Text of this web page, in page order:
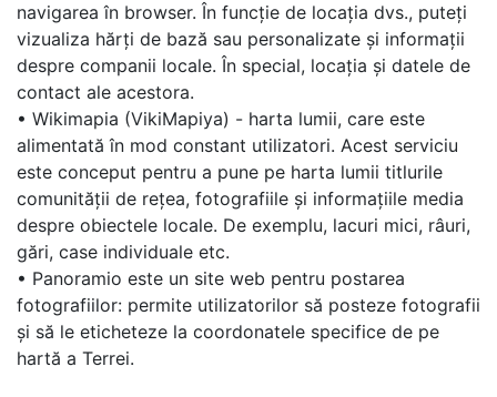
navigarea în browser. În funcție de locația dvs., puteți
vizualiza hărți de bază sau personalizate și informații
despre companii locale. În special, locația și datele de
contact ale acestora.
• Wikimapia (VikiMapiya) - harta lumii, care este
alimentată în mod constant utilizatori. Acest serviciu
este conceput pentru a pune pe harta lumii titlurile
comunității de rețea, fotografiile și informațiile media
despre obiectele locale. De exemplu, lacuri mici, râuri,
gări, case individuale etc.
• Panoramio este un site web pentru postarea
fotografiilor: permite utilizatorilor să posteze fotografii
și să le eticheteze la coordonatele specifice de pe
hartă a Terrei.